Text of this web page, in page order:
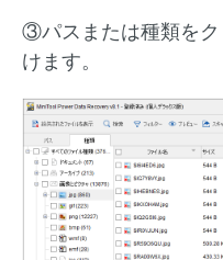
③パスまたは種類をク
けます。